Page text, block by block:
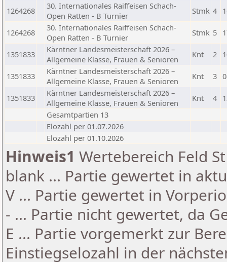
1264268
30. Internationales Raiffeisen Schach-
Open Ratten - B Turnier
Stmk 4
1264268
30. Internationales Raiffeisen Schach-
Open Ratten - B Turnier
Stmk 5
1351833
Kärntner Landesmeisterschaft 2026 –
Allgemeine Klasse, Frauen & Senioren
Knt 2
1351833
Kärntner Landesmeisterschaft 2026 –
Allgemeine Klasse, Frauen & Senioren
Knt 3
1351833
Kärntner Landesmeisterschaft 2026 –
Allgemeine Klasse, Frauen & Senioren
Knt 4
Gesamtpartien 13
Elozahl per 01.07.2026
Elozahl per 01.10.2026
Hinweis1 Wertebereich Feld
blank ... Partie gewertet in
V ... Partie gewertet in
- ... Partie nicht gewertet, da
E ... Partie vorgemerkt zur
Einstiegselozahl in der